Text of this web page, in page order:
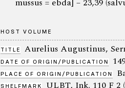
mussus = ebda] – 23,39
HOST VOLUME
TITLE Aurelius Augustinus,
DATE OF ORIGIN/PUBLICATION
PLACE OF ORIGIN/PUBLICATION
SHELFMARK ULBT, Ink. 110 F 2